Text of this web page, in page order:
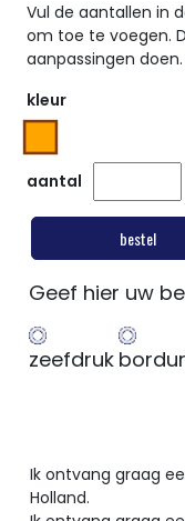
Vul de aantallen in
om toe te voegen.
aanpassingen doen.
kleur
aantal
bestel
Geef hier uw
zeefdruk
Ik ontvang graag
Holland.